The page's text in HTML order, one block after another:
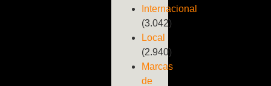
Internacional
(3.042)
Local
(2.940)
Marcas
de